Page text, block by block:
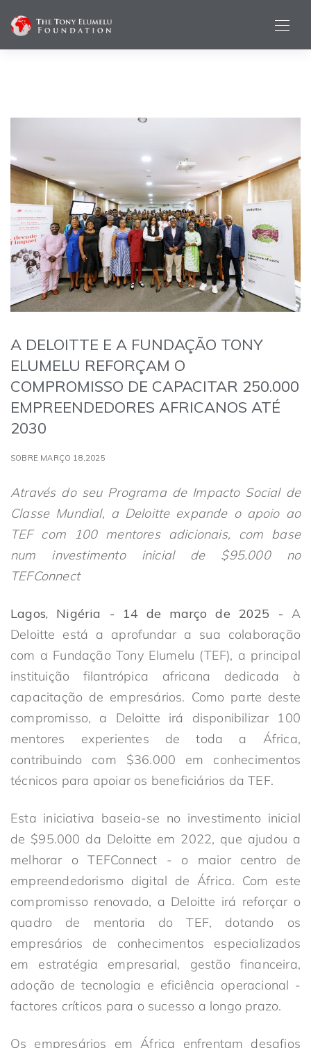
A DELOITTE E A FUNDAÇÃO TONY
ELUMELU REFORÇAM O
COMPROMISSO DE CAPACITAR 250.000
EMPREENDEDORES AFRICANOS ATÉ
2030
SOBRE MARÇO 18,2025
Através do seu Programa de Impacto Social de
Classe Mundial, a Deloitte expande o apoio ao
TEF com 100 mentores adicionais, com base
num investimento inicial de $95.000 no
TEFConnect
Lagos, Nigéria - 14 de março de 2025 - A
Deloitte está a aprofundar a sua colaboração
com a Fundação Tony Elumelu (TEF), a principal
instituição filantrópica africana dedicada à
capacitação de empresários. Como parte deste
compromisso, a Deloitte irá disponibilizar 100
mentores experientes de toda a África,
contribuindo com $36.000 em conhecimentos
técnicos para apoiar os beneficiários da TEF.
Esta iniciativa baseia-se no investimento inicial
de $95.000 da Deloitte em 2022, que ajudou a
melhorar o TEFConnect - o maior centro de
empreendedorismo digital de África. Com este
compromisso renovado, a Deloitte irá reforçar o
quadro de mentoria do TEF, dotando os
empresários de conhecimentos especializados
em estratégia empresarial, gestão financeira,
adoção de tecnologia e eficiência operacional -
factores críticos para o sucesso a longo prazo.
Os empresários em África enfrentam desafios